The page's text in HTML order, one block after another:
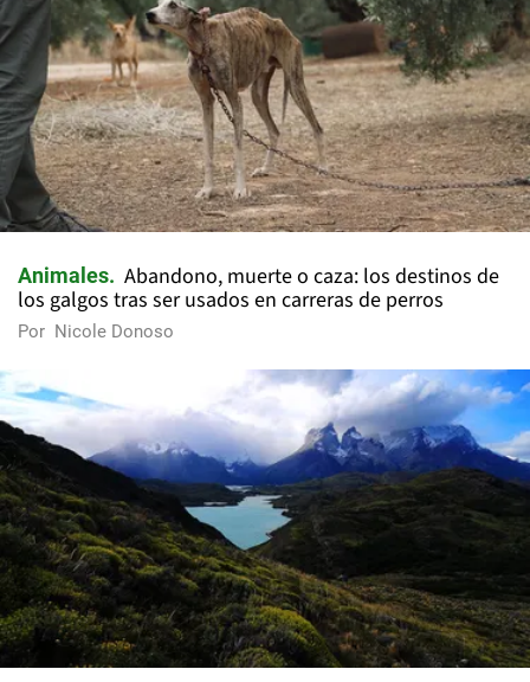
Animales
Abandono, muerte o caza: los destinos de
los galgos tras ser usados en carreras de perros
Por Nicole Donoso